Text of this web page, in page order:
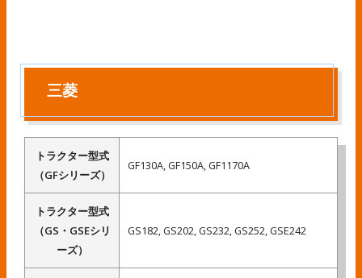
三菱
トラクター型式
（GFシリーズ）
GF130A, GF150A, GF1170A
トラクター型式
（GS・GSEシリ
ーズ）
GS182, GS202, GS232, GS252, GSE242